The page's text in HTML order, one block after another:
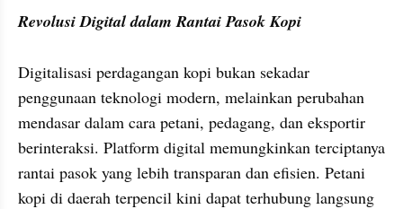
Revolusi Digital dalam Rantai Pasok Kopi
Digitalisasi perdagangan kopi bukan sekadar
penggunaan teknologi modern, melainkan perubahan
mendasar dalam cara petani, pedagang, dan eksportir
berinteraksi. Platform digital memungkinkan terciptanya
rantai pasok yang lebih transparan dan efisien. Petani
kopi di daerah terpencil kini dapat terhubung langsung